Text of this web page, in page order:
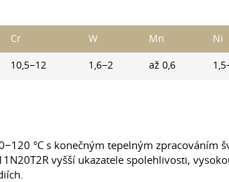
Cr W Mn Ni
10,5−12 1,6−2 až 0,6
°C s konečným tepelným zpracováním
vyšší ukazatele spolehlivosti,